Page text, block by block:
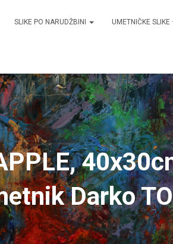
SLIKE PO NARUDŽBINI UMETNIČKE
Darko